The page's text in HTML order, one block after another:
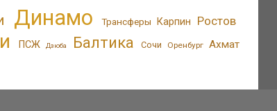
Динамо Трансферы Карпин Ростов
ПСЖ Дзюба Балтика Сочи Оренбург Ахмат